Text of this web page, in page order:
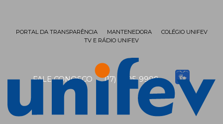
FALE CONOSCO (17) 3405-9999
PORTAL DA TRANSPARÊNCIA MANTENEDORA
COLÉGIO UNIFEV
TV E RÁDIO UNIFEV